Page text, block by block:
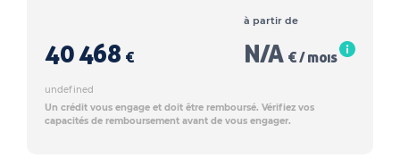
40 468 €
à partir de
N/A € / mois
undefined
Un crédit vous engage et doit être remboursé. Vérifiez vos
capacités de remboursement avant de vous engager.